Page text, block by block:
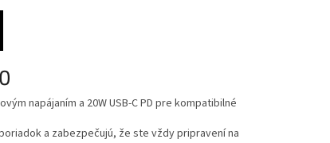
napájaním a 20W USB-C PD pre kompatibilné
a zabezpečujú, že ste vždy pripravení na